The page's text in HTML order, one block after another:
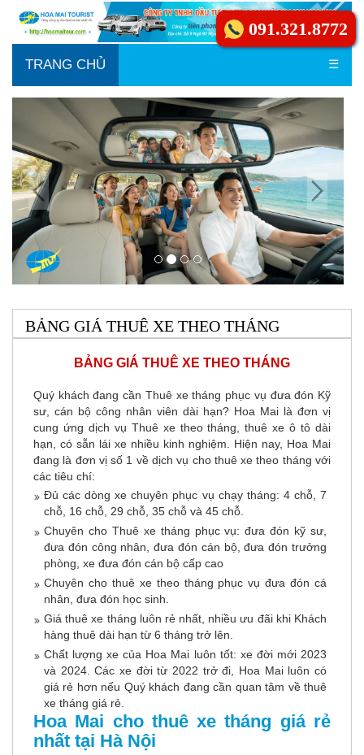
TRANG CHỦ ☰
BẢNG GIÁ THUÊ XE THEO THÁNG
BẢNG GIÁ THUÊ XE THEO THÁNG
Quý khách đang cần Thuê xe tháng phục vụ đưa đón Kỹ
sư, cán bộ công nhân viên dài hạn? Hoa Mai là đơn vị
cung ứng dịch vụ Thuê xe theo tháng, thuê xe ô tô dài
hạn, có sẵn lái xe nhiều kinh nghiệm. Hiện nay, Hoa Mai
đang là đơn vị số 1 về dịch vụ cho thuê xe theo tháng với
các tiêu chí:
Đủ các dòng xe chuyên phục vụ chạy tháng: 4 chỗ, 7
chỗ, 16 chỗ, 29 chỗ, 35 chỗ và 45 chỗ.
Chuyên cho Thuê xe tháng phục vụ: đưa đón kỹ sư,
đưa đón công nhân, đưa đón cán bộ, đưa đón trưởng
phòng, xe đưa đón cán bộ cấp cao
Chuyên cho thuê xe theo tháng phục vụ đưa đón cá
nhân, đưa đón học sinh.
Giá thuê xe tháng luôn rẻ nhất, nhiều ưu đãi khi Khách
hàng thuê dài hạn từ 6 tháng trở lên.
Chất lượng xe của Hoa Mai luôn tốt: xe đời mới 2023
và 2024. Các xe đời từ 2022 trở đi, Hoa Mai luôn có
giá rẻ hơn nếu Quý khách đang cần quan tâm về thuê
xe tháng giá rẻ.
Hoa Mai cho thuê xe tháng giá rẻ
nhất tại Hà Nội
091.321.8772